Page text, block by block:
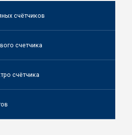
счётчиков
счетчика
счётчика